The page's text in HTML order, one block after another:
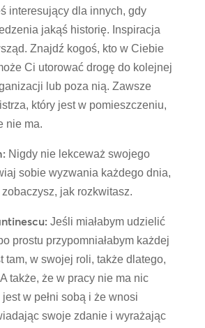
interesujący dla innych, gdy
jakąś historię. Inspiracja
Znajdź kogoś, kto w Ciebie
Ci utorować drogę do kolejnej
lub poza nią. Zawsze
który jest w pomieszczeniu,
nie ma.
Nigdy nie lekceważ swojego
sobie wyzwania każdego dnia,
jak rozkwitasz.
Jeśli miałabym udzielić
prostu przypomniałabym każdej
tam, w swojej roli, także dlatego,
także, że w pracy nie ma nic
jest w pełni sobą i że wnosi
swoje zdanie i wyrażając